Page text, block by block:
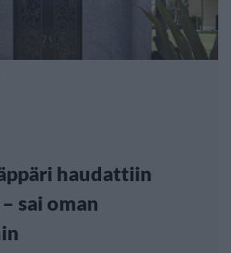
haudattiin
sai oman